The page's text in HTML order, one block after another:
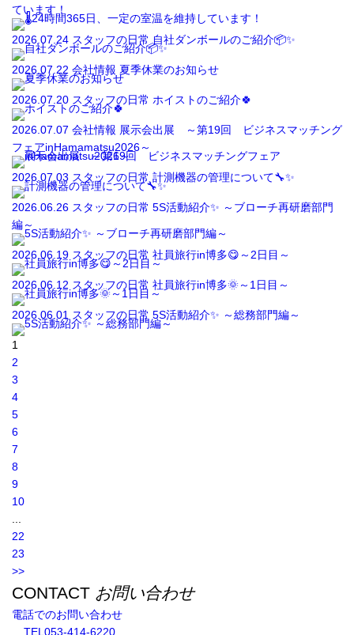
ています！
2026.07.24 スタッフの日常 自社ダンボールのご紹介📦✨
2026.07.22 会社情報 夏季休業のお知らせ
2026.07.20 スタッフの日常 ホイストのご紹介🍀
2026.07.07 会社情報 展示会出展 ～第19回 ビジネスマッチング
フェアinHamamatsu2026～
2026.07.03 スタッフの日常 計測機器の管理について🔧✨
2026.06.26 スタッフの日常 5S活動紹介✨ ～ブローチ再研磨部門
編～
2026.06.19 スタッフの日常 社員旅行in博多😋～2日目～
2026.06.12 スタッフの日常 社員旅行in博多🌞～1日目～
2026.06.01 スタッフの日常 5S活動紹介✨ ～総務部門編～
1
2
3
4
5
6
7
8
9
10
22
23
>>
CONTACT お問い合わせ
電話でのお問い合わせ
TEL 053-414-6220